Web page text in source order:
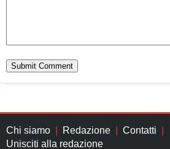
Chi siamo Redazione
Contatti
Unisciti alla redazione